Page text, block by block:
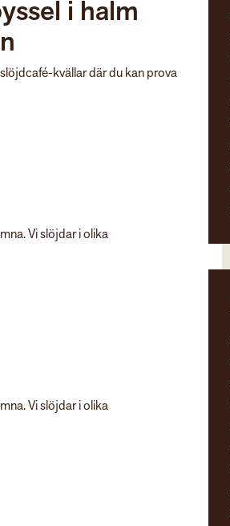
i halm
kvällar där du kan prova
Vi slöjdar i olika
Vi slöjdar i olika